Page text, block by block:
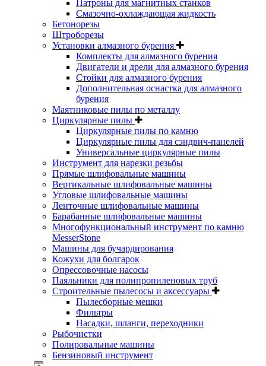
Патроны для магнитных станков
Смазочно-охлаждающая жидкость
Бетонорезы
Штроборезы
Установки алмазного бурения
Комплекты для алмазного бурения
Двигатели и дрели для алмазного бурения
Стойки для алмазного бурения
Дополнительная оснастка для алмазного
бурения
Маятниковые пилы по металлу
Циркулярные пилы
Циркулярные пилы по камню
Циркулярные пилы для сэндвич-панелей
Универсальные циркулярные пилы
Инструмент для нарезки резьбы
Прямые шлифовальные машины
Вертикальные шлифовальные машины
Угловые шлифовальные машины
Ленточные шлифовальные машины
Барабанные шлифовальные машины
Многофункциональный инструмент по камню
MesserStone
Машины для бучардирования
Кожухи для болгарок
Опрессовочные насосы
Паяльники для полипропиленовых труб
Строительные пылесосы и аксессуары
Пылесборные мешки
Фильтры
Насадки, шланги, переходники
Рыбочистки
Полировальные машины
Бензиновый инструмент